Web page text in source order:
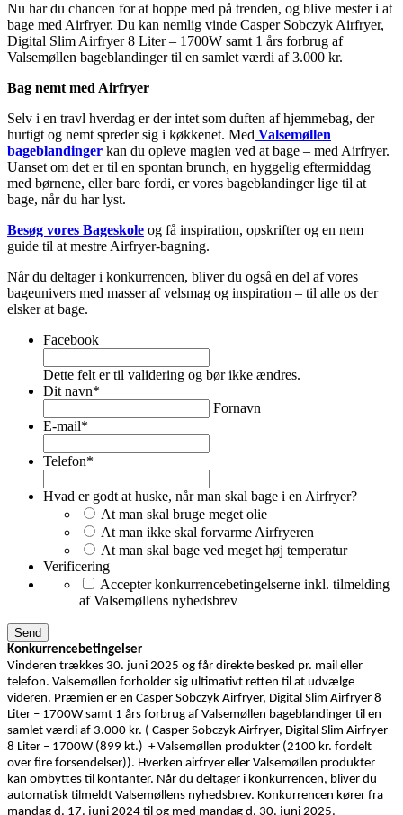
Nu har du chancen for at hoppe med på trenden, og blive mester i at
bage med Airfryer. Du kan nemlig vinde Casper Sobczyk Airfryer,
Digital Slim Airfryer 8 Liter – 1700W samt 1 års forbrug af
Valsemøllen bageblandinger til en samlet værdi af 3.000 kr.
Bag nemt med Airfryer
Selv i en travl hverdag er der intet som duften af hjemmebag, der
hurtigt og nemt spreder sig i køkkenet. Med Valsemøllen
bageblandinger kan du opleve magien ved at bage – med Airfryer.
Uanset om det er til en spontan brunch, en hyggelig eftermiddag
med børnene, eller bare fordi, er vores bageblandinger lige til at
bage, når du har lyst.
Besøg vores Bageskole og få inspiration, opskrifter og en nem
guide til at mestre Airfryer-bagning.
Når du deltager i konkurrencen, bliver du også en del af vores
bageunivers med masser af velsmag og inspiration – til alle os der
elsker at bage.
Facebook
Dette felt er til validering og bør ikke ændres.
Dit navn*
Fornavn
E-mail*
Telefon*
Hvad er godt at huske, når man skal bage i en Airfryer?
At man skal bruge meget olie
At man ikke skal forvarme Airfryeren
At man skal bage ved meget høj temperatur
Verificering
Accepter konkurrencebetingelserne inkl. tilmelding
af Valsemøllens nyhedsbrev
Konkurrencebetingelser
Vinderen trækkes 30. juni 2025 og får direkte besked pr. mail eller
telefon. Valsemøllen forholder sig ultimativt retten til at udvælge
videren. Præmien er en Casper Sobczyk Airfryer, Digital Slim Airfryer 8
Liter – 1700W samt 1 års forbrug af Valsemøllen bageblandinger til en
samlet værdi af 3.000 kr. ( Casper Sobczyk Airfryer, Digital Slim Airfryer
8 Liter – 1700W (899 kt.) + Valsemøllen produkter (2100 kr. fordelt
over fire forsendelser)). Hverken airfryer eller Valsemøllen produkter
kan ombyttes til kontanter. Når du deltager i konkurrencen, bliver du
automatisk tilmeldt Valsemøllens nyhedsbrev. Konkurrencen kører fra
mandag d. 17. juni 2024 til og med mandag d. 30. juni 2025.